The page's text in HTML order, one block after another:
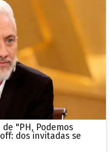
"PH, Podemos
dos invitadas se